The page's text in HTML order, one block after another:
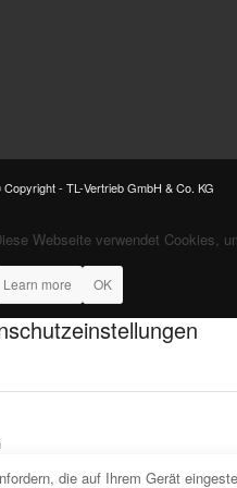
- TL-Vertrieb GmbH & Co. KG
Webseite verwendet Cookies,
Learn more OK
die auf Ihrem Gerät